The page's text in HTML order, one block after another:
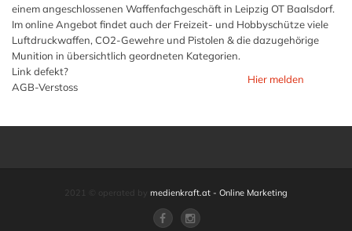
einem angeschlossenen Waffenfachgeschäft in Leipzig OT Baalsdorf.
Im online Angebot findet auch der Freizeit- und Hobbyschütze viele
Luftdruckwaffen, CO2-Gewehre und Pistolen & die dazugehörige
Munition in übersichtlich geordneten Kategorien.
Link defekt?
AGB-Verstoss
Hier melden
2021 © operated by medienkraft.at - Online Marketing